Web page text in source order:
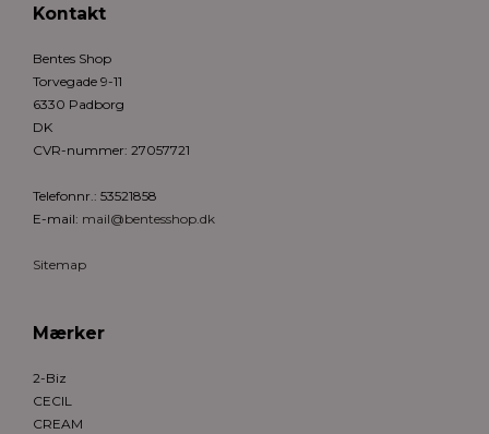
Kontakt
Bentes Shop
Torvegade 9-11
6330 Padborg
DK
CVR-nummer: 27057721
Telefonnr.: 53521858
E-mail: mail@bentesshop.dk
Sitemap
Mærker
2-Biz
CECIL
CREAM